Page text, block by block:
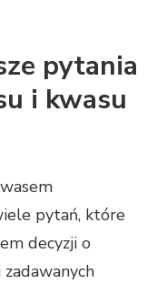
pytania
i kwasu
pytań, które
decyzji o
zadawanych